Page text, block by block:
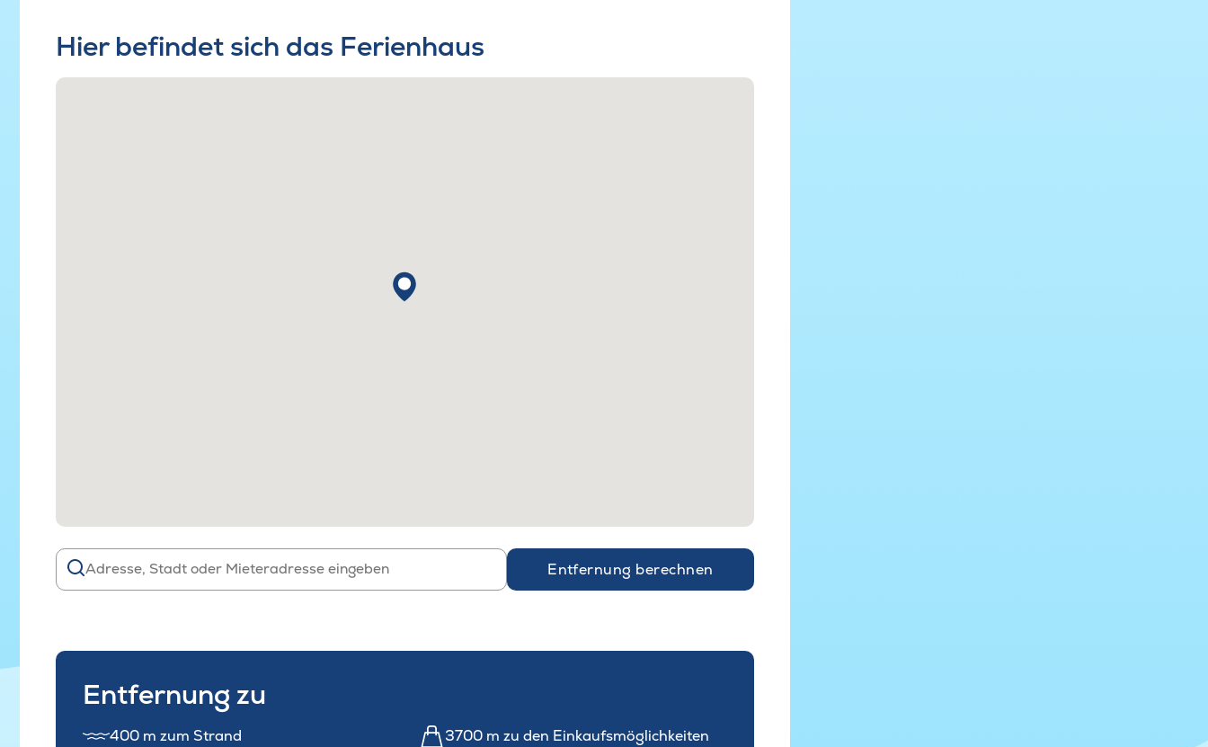
Hier befindet sich das Ferienhaus
Entfernung berechnen
Entfernung zu
400 m zum Strand 3700 m zu den Einkaufsmöglichkeiten